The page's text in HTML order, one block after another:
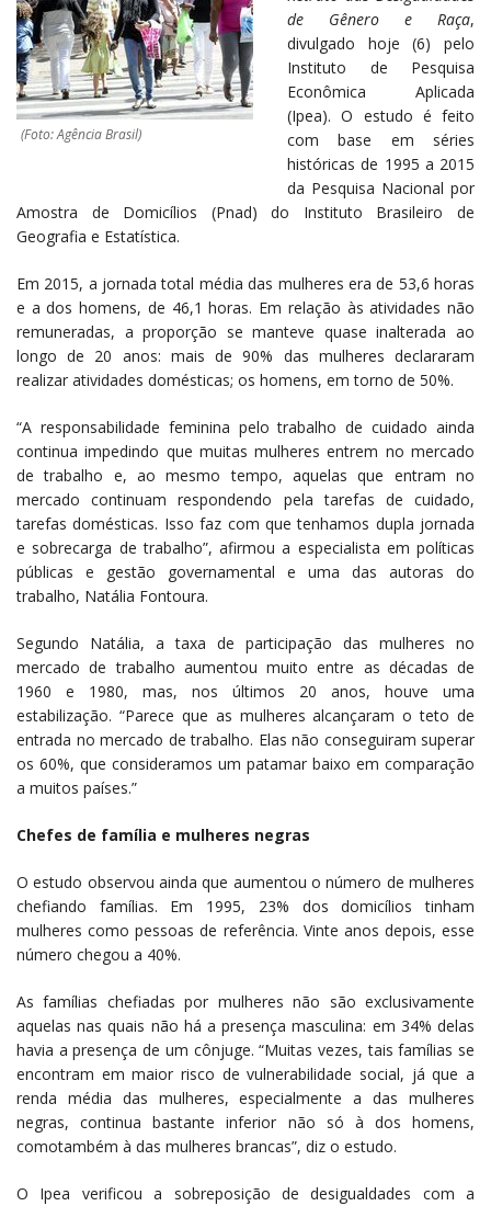
(Foto: Agência Brasil)
de Gênero e Raça,
divulgado hoje (6) pelo
Instituto de Pesquisa
Econômica Aplicada
(Ipea). O estudo é feito
com base em séries
históricas de 1995 a 2015
da Pesquisa Nacional por
Amostra de Domicílios (Pnad) do Instituto Brasileiro de
Geografia e Estatística.
Em 2015, a jornada total média das mulheres era de 53,6 horas
e a dos homens, de 46,1 horas. Em relação às atividades não
remuneradas, a proporção se manteve quase inalterada ao
longo de 20 anos: mais de 90% das mulheres declararam
realizar atividades domésticas; os homens, em torno de 50%.
“A responsabilidade feminina pelo trabalho de cuidado ainda
continua impedindo que muitas mulheres entrem no mercado
de trabalho e, ao mesmo tempo, aquelas que entram no
mercado continuam respondendo pela tarefas de cuidado,
tarefas domésticas. Isso faz com que tenhamos dupla jornada
e sobrecarga de trabalho”, afirmou a especialista em políticas
públicas e gestão governamental e uma das autoras do
trabalho, Natália Fontoura.
Segundo Natália, a taxa de participação das mulheres no
mercado de trabalho aumentou muito entre as décadas de
1960 e 1980, mas, nos últimos 20 anos, houve uma
estabilização. “Parece que as mulheres alcançaram o teto de
entrada no mercado de trabalho. Elas não conseguiram superar
os 60%, que consideramos um patamar baixo em comparação
a muitos países.”
Chefes de família e mulheres negras
O estudo observou ainda que aumentou o número de mulheres
chefiando famílias. Em 1995, 23% dos domicílios tinham
mulheres como pessoas de referência. Vinte anos depois, esse
número chegou a 40%.
As famílias chefiadas por mulheres não são exclusivamente
aquelas nas quais não há a presença masculina: em 34% delas
havia a presença de um cônjuge. “Muitas vezes, tais famílias se
encontram em maior risco de vulnerabilidade social, já que a
renda média das mulheres, especialmente a das mulheres
negras, continua bastante inferior não só à dos homens,
comotambém à das mulheres brancas”, diz o estudo.
O Ipea verificou a sobreposição de desigualdades com a